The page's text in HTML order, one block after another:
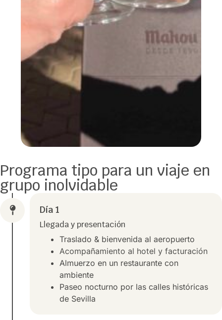
Programa tipo para un viaje en
grupo inolvidable
Día 1
Llegada y presentación
Traslado & bienvenida al aeropuerto
Acompañamiento al hotel y facturación
Almuerzo en un restaurante con
ambiente
Paseo nocturno por las calles históricas
de Sevilla